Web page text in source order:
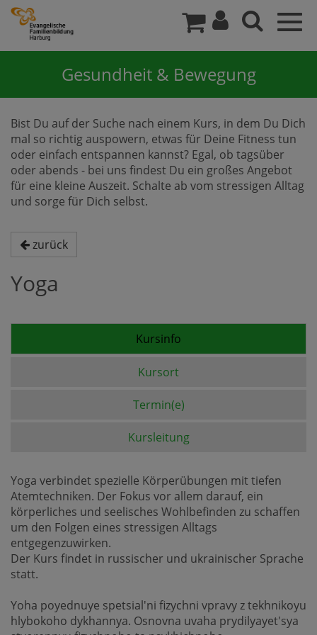
Gesundheit & Bewegung
Bist Du auf der Suche nach einem Kurs, in dem Du Dich
mal so richtig auspowern, etwas für Deine Fitness tun
oder einfach entspannen kannst? Egal, ob tagsüber
oder abends - bei uns findest Du ein großes Angebot
für eine kleine Auszeit. Schalte ab vom stressigen Alltag
und sorge für Dich selbst.
zurück
Yoga
Kursinfo
Kursort
Termin(e)
Kursleitung
Yoga verbindet spezielle Körperübungen mit tiefen
Atemtechniken. Der Fokus vor allem darauf, ein
körperliches und seelisches Wohlbefinden zu schaffen
um den Folgen eines stressigen Alltags
entgegenzuwirken.
Der Kurs findet in russischer und ukrainischer Sprache
statt.
Yoha poyednuye spetsial'ni fizychni vpravy z tekhnikoyu
hlybokoho dykhannya. Osnovna uvaha prydilyayet'sya